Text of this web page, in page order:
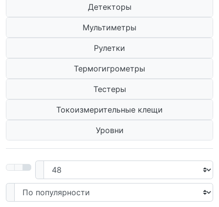
Детекторы
Мультиметры
Рулетки
Термогигрометры
Тестеры
Токоизмерительные клещи
Уровни